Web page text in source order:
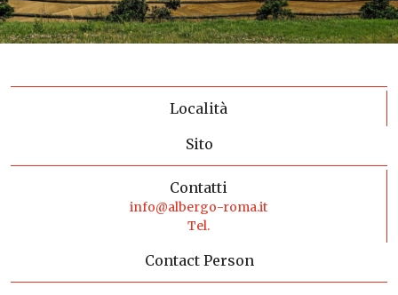
Località
Sito
Contatti
info@albergo-roma.it
Tel.
Contact Person